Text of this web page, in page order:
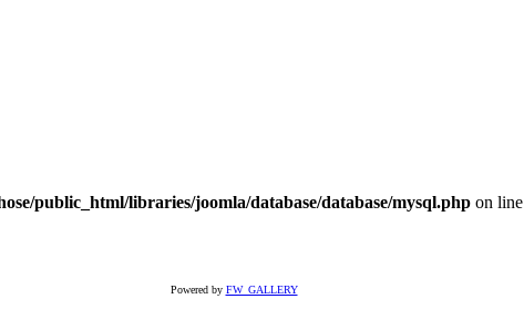
public_html/libraries/joomla/database/database/mysql.php on line
Powered by FW_GALLERY